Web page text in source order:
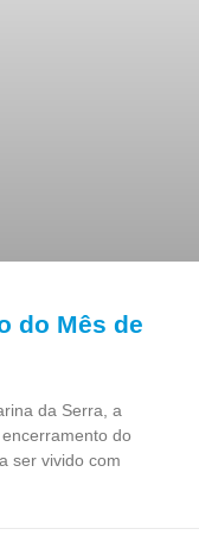
do Mês de
da Serra, a
do
ser vivido com